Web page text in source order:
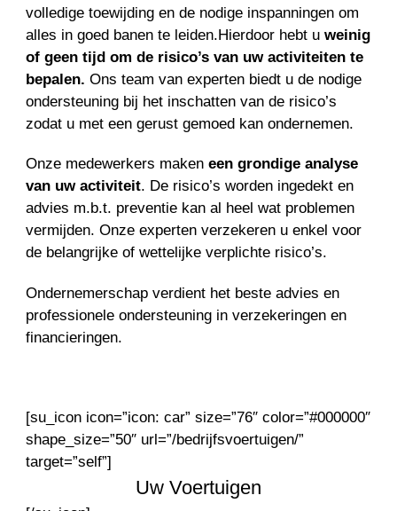
volledige toewijding en de nodige inspanningen om
alles in goed banen te leiden.Hierdoor hebt uweinig
of geen tijd om de risico’s van uw activiteiten te
bepalen. Ons team van experten biedt u de nodige
ondersteuning bij het inschatten van de risico’s
zodat u met een gerust gemoed kan ondernemen.
Onze medewerkers makeneen grondige analyse
van uw activiteit. De risico’s worden ingedekt en
advies m.b.t. preventie kan al heel wat problemen
vermijden. Onze experten verzekeren u enkel voor
de belangrijke of wettelijke verplichte risico’s.
Ondernemerschap verdient het beste advies en
professionele ondersteuning in verzekeringen en
financieringen.
[su_icon icon=”icon: car” size=”76″ color=”#000000″
shape_size=”50″ url=”/bedrijfsvoertuigen/”
target=”self”]
Uw Voertuigen